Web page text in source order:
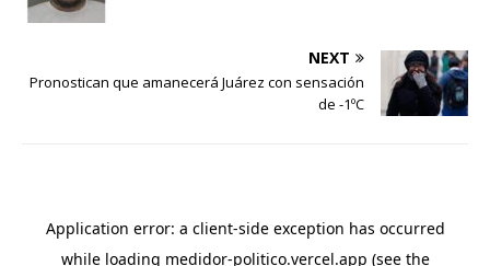
NEXT
Pronostican que amanecerá Juárez con sensación
de -1ºC